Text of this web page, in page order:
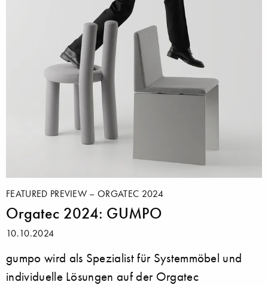
FEATURED PREVIEW – ORGATEC 2024
Orgatec 2024: GUMPO
10.10.2024
gumpo wird als Spezialist für Systemmöbel und
individuelle Lösungen auf der Orgatec